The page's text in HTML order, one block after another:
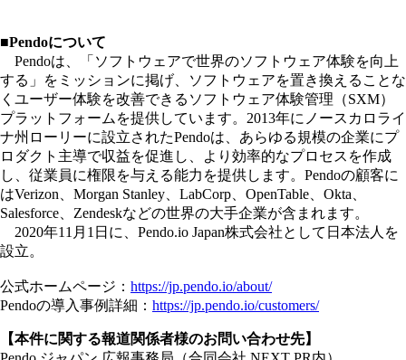
■Pendoについて
Pendoは、「ソフトウェアで世界のソフトウェア体験を向上
する」をミッションに掲げ、ソフトウェアを置き換えることな
くユーザー体験を改善できるソフトウェア体験管理（SXM）
プラットフォームを提供しています。2013年にノースカロライ
ナ州ローリーに設立されたPendoは、あらゆる規模の企業にプ
ロダクト主導で収益を促進し、より効率的なプロセスを作成
し、従業員に権限を与える能力を提供します。Pendoの顧客に
はVerizon、Morgan Stanley、LabCorp、OpenTable、Okta、
Salesforce、Zendeskなどの世界の大手企業が含まれます。
2020年11月1日に、Pendo.io Japan株式会社として日本法人を
設立。
公式ホームページ： https://jp.pendo.io/about/
Pendoの導入事例詳細： https://jp.pendo.io/customers/
【本件に関する報道関係者様のお問い合わせ先】